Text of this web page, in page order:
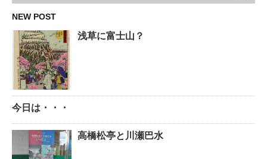
NEW POST
浅草に富士山？
今日は・・・
高橋松亭と川瀬巴水